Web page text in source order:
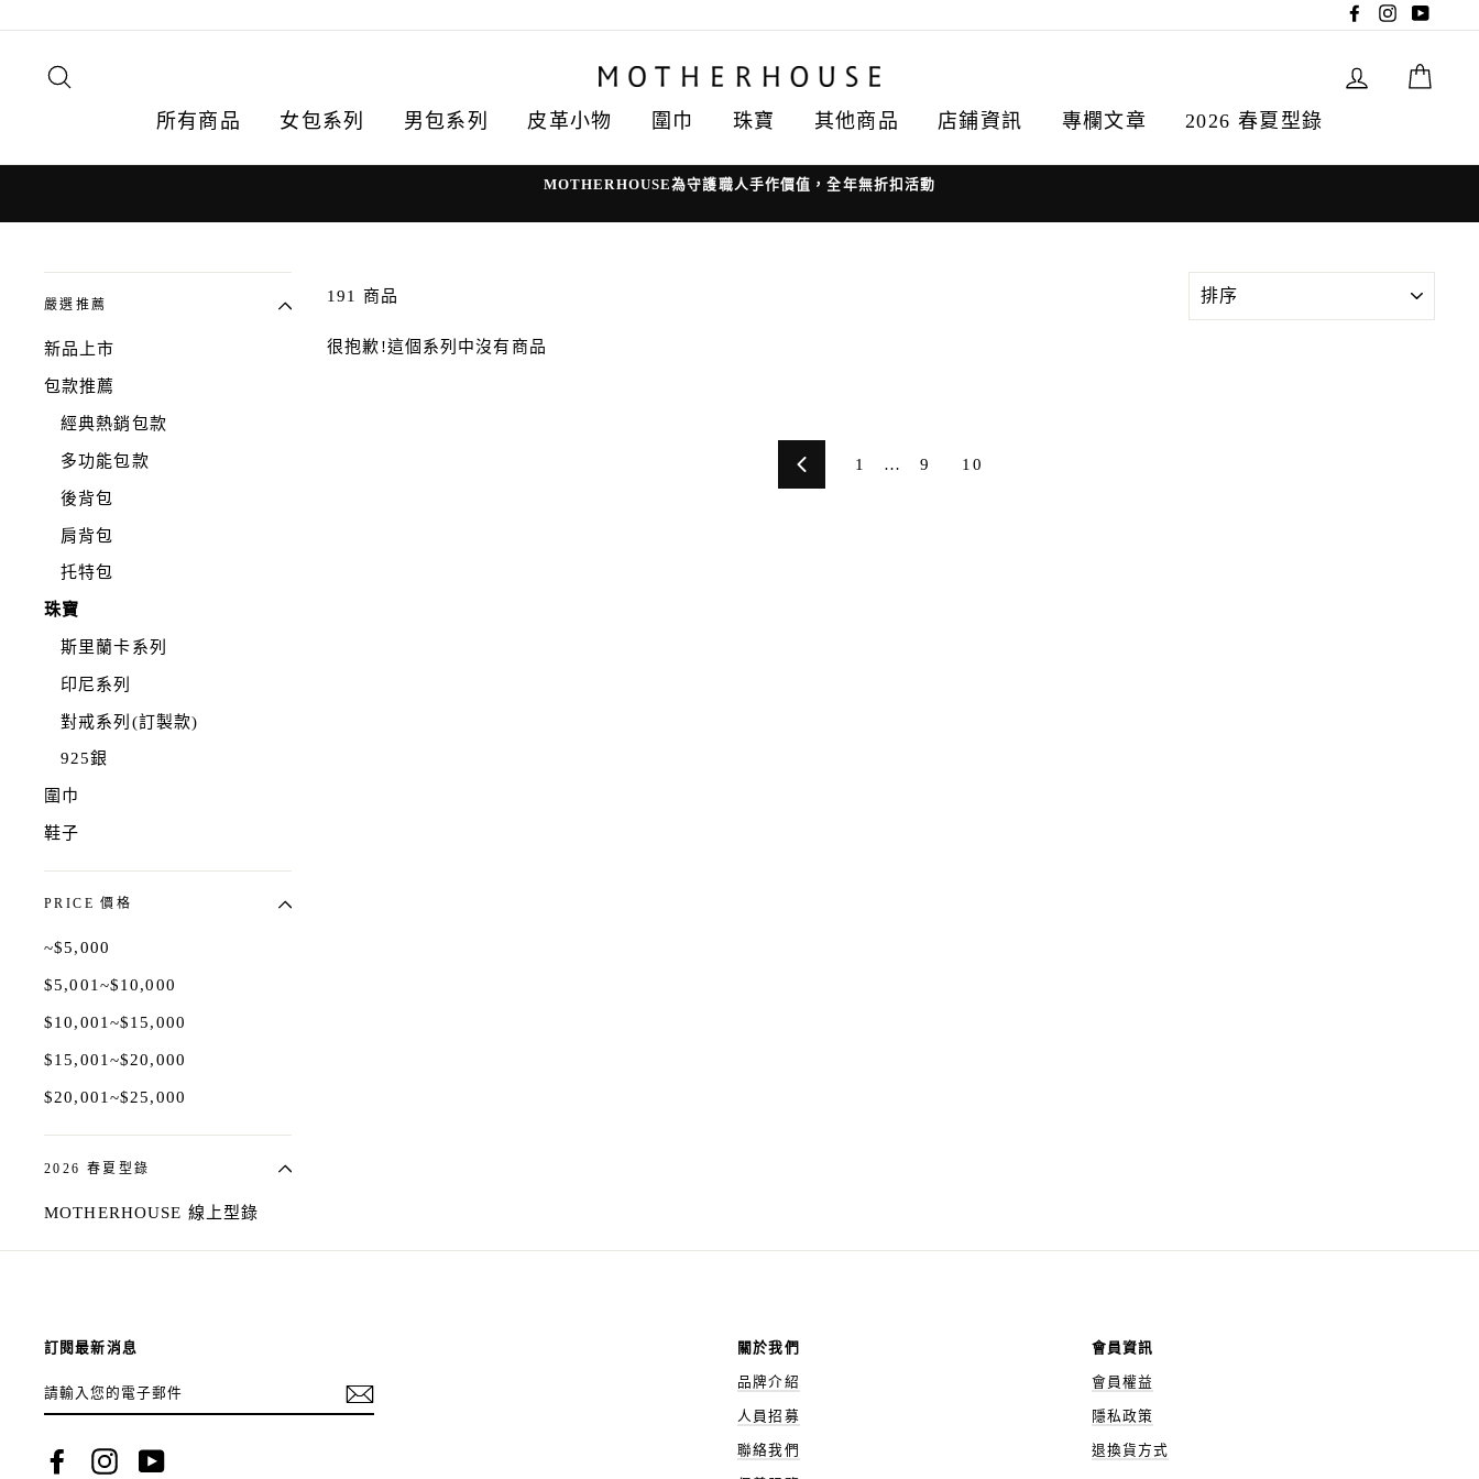
轉
FacebookInstagram
登入
所有商品 女包系列 男包系列 皮革小物 圍巾 珠寶 其他商品 店鋪資訊 專欄文章 2026 春夏型錄
MOTHERHOUSE為守護職人手作價值，全年無折扣活動
嚴選推薦
新品上市
包款推薦
經典熱銷包款
多功能包款
後背包
肩背包
托特包
珠寶
斯里蘭卡系列
印尼系列
對戒系列(訂製款)
925銀
圍巾
鞋子
PRICE 價格
~$5,000
$5,001~$10,000
$10,001~$15,000
$15,001~$20,000
$20,001~$25,000
2026 春夏型錄
MOTHERHOUSE 線上型錄
191 商品
序
很抱歉!這個系列中沒有商品
上
一
1 … 9 10
訂閱最新消息
輸
電
子
FacebookInstagram
關於我們
品牌介紹
人員招募
聯絡我們
會員資訊
會員權益
隱私政策
退換貨方式